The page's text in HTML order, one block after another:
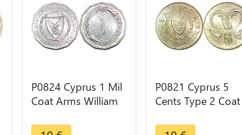
P0824 Cyprus 1 Mil
Coat Arms William
1971 FDC -> Make
P0821 Cyprus 5
Cents Type 2 Coat
Georgiou 2004 FDC